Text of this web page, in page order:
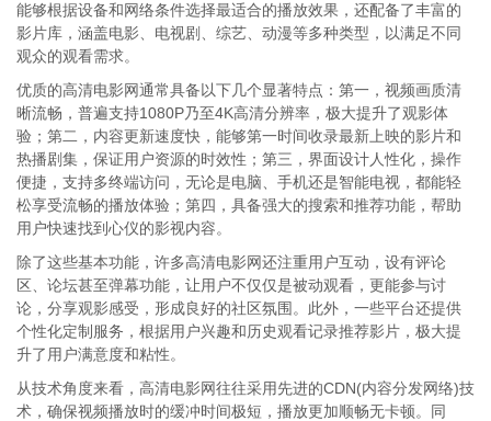
能够根据设备和网络条件选择最适合的播放效果，还配备了丰富的
影片库，涵盖电影、电视剧、综艺、动漫等多种类型，以满足不同
观众的观看需求。
优质的高清电影网通常具备以下几个显著特点：第一，视频画质清
晰流畅，普遍支持1080P乃至4K高清分辨率，极大提升了观影体
验；第二，内容更新速度快，能够第一时间收录最新上映的影片和
热播剧集，保证用户资源的时效性；第三，界面设计人性化，操作
便捷，支持多终端访问，无论是电脑、手机还是智能电视，都能轻
松享受流畅的播放体验；第四，具备强大的搜索和推荐功能，帮助
用户快速找到心仪的影视内容。
除了这些基本功能，许多高清电影网还注重用户互动，设有评论
区、论坛甚至弹幕功能，让用户不仅仅是被动观看，更能参与讨
论，分享观影感受，形成良好的社区氛围。此外，一些平台还提供
个性化定制服务，根据用户兴趣和历史观看记录推荐影片，极大提
升了用户满意度和粘性。
从技术角度来看，高清电影网往往采用先进的CDN(内容分发网络)技
术，确保视频播放时的缓冲时间极短，播放更加顺畅无卡顿。同